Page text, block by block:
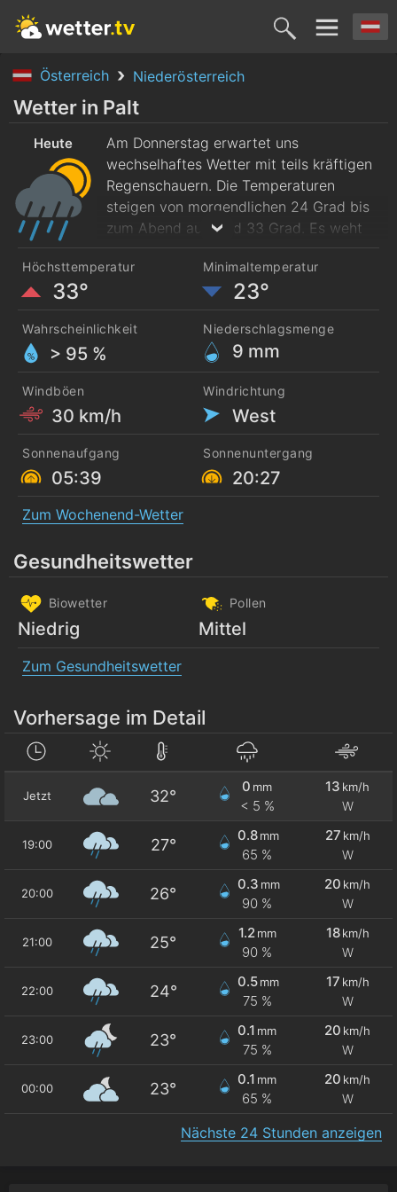
Österreich Niederösterreich
Heute
6. Aug.
Morgen
7. Aug. 8. Aug. 9. Aug.
Wetter in Palt
Heute
Am Donnerstag erwartet uns
wechselhaftes Wetter mit teils kräftigen
Regenschauern. Die Temperaturen
steigen von morgendlichen 24 Grad bis
zum Abend auf rund 33 Grad. Es weht
Höchsttemperatur
33°
Minimaltemperatur
23°
Wahrscheinlichkeit
> 95 %
Niederschlagsmenge
9 mm
Windböen
30 km/h
Windrichtung
West
Sonnenaufgang
05:39
Sonnenuntergang
20:27
Zum Wochenend-Wetter
Gesundheitswetter
Biowetter
Niedrig
Pollen
Mittel
Zum Gesundheitswetter
Vorhersage im Detail
Jetzt 32°
0 mm
< 5 %
13 km/h
W
19:00 27°
0.8 mm
65 %
27 km/h
W
20:00 26°
0.3 mm
90 %
20 km/h
W
21:00 25°
1.2 mm
90 %
18 km/h
W
22:00 24°
0.5 mm
75 %
17 km/h
W
23:00 23°
0.1 mm
75 %
20 km/h
W
00:00 23°
0.1 mm
65 %
20 km/h
W
Nächste 24 Stunden anzeigen